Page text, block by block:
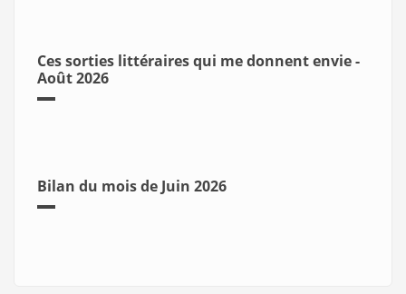
Ces sorties littéraires qui me donnent envie -
Août 2026
Bilan du mois de Juin 2026